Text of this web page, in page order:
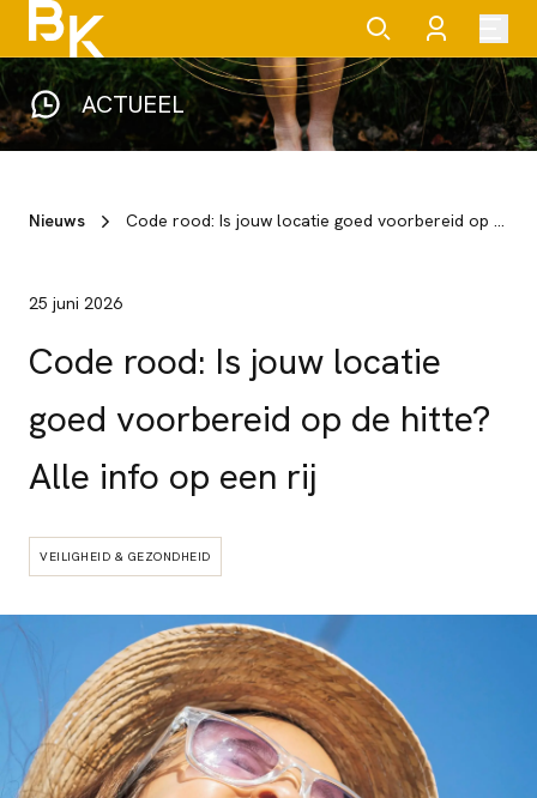
ACTUEEL
Nieuws Code rood: Is jouw locatie goed voorbereid op de hitte? Alle info op een rij
25 juni 2026
Code rood: Is jouw locatie
goed voorbereid op de hitte?
Alle info op een rij
VEILIGHEID & GEZONDHEID